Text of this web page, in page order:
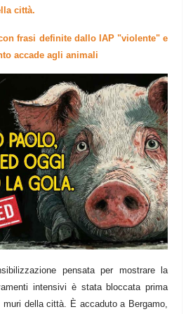
città.
frasi definite dallo IAP "violente" e
accade agli animali
pensata per mostrare la
intensivi è stata bloccata prima
della città. È accaduto a Bergamo,